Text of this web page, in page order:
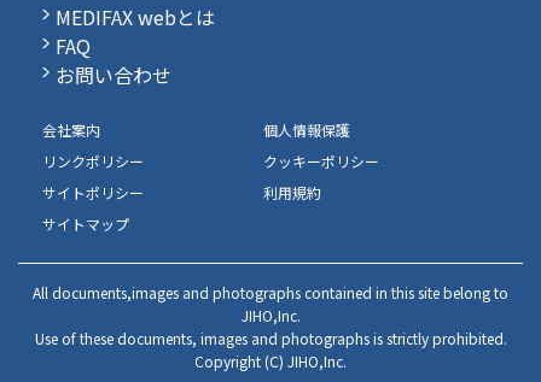
MEDIFAX webとは
FAQ
お問い合わせ
会社案内
個人情報保護
リンクポリシー
クッキーポリシー
サイトポリシー
利用規約
サイトマップ
All documents,images and photographs contained in this site belong to
JIHO,Inc.
Use of these documents, images and photographs is strictly prohibited.
Copyright (C) JIHO,Inc.